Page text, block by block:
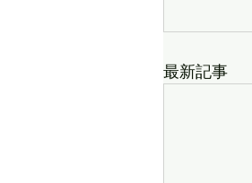
最新記事